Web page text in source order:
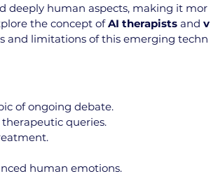
deeply human aspects, making it mor
the concept of AI therapists and v
and limitations of this emerging techn
of ongoing debate.
therapeutic queries.
human emotions.